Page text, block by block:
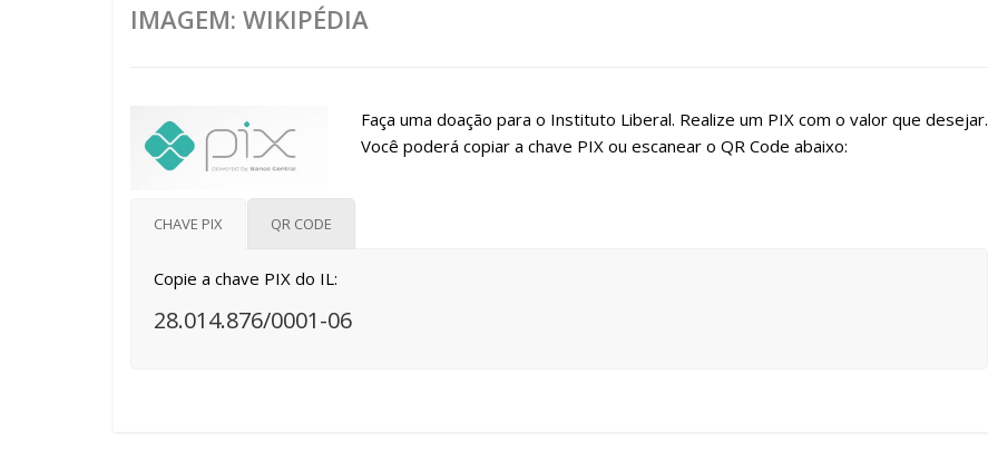
IMAGEM: WIKIPÉDIA
Faça uma doação para o Instituto Liberal. Realize um PIX com o valor que desejar.
Você poderá copiar a chave PIX ou escanear o QR Code abaixo:
CHAVE PIX QR CODE
Copie a chave PIX do IL:
28.014.876/0001-06